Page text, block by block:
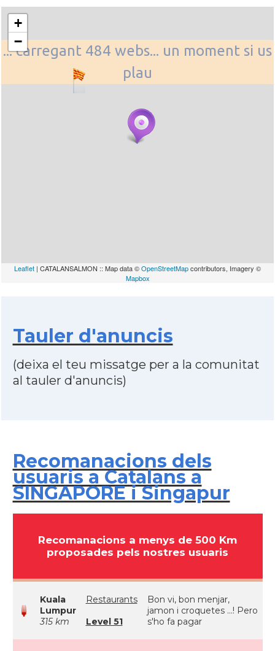
... carregant 484 webs... un moment si us
plau
+
−
Leaflet | CATALANSALMON :: Map data ©OpenStreetMapcontributors, Imagery ©
Mapbox
Tauler d'anuncis
(deixa el teu missatge per a la comunitat
al tauler d'anuncis)
Recomanacions dels
usuaris a Catalans a
SINGAPORE i Singapur
Recomanacions a menys de 500 Km
proposades pels nostres usuaris
Kuala
Lumpur
315 km
Restaurants
Level 51
Bon vi, bon menjar,
jamon i croquetes ...! Pero
s'ho fa pagar